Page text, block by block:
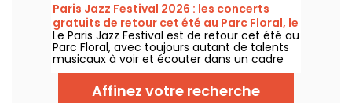
chants authentiques de l'Église Afro-
Américaine.
Paris Jazz Festival 2026 : les concerts
gratuits de retour cet été au Parc Floral, le
programme
Le Paris Jazz Festival est de retour cet été au
Parc Floral, avec toujours autant de talents
musicaux à voir et écouter dans un cadre
bucolique. Voici le programme des concerts
gratuits à découvrir du 24 juin au 6
septembre 2026 !
Affinez votre recherche